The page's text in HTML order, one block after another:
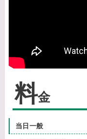
料金
当日一般